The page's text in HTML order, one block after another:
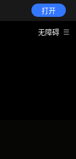
打开
无障碍